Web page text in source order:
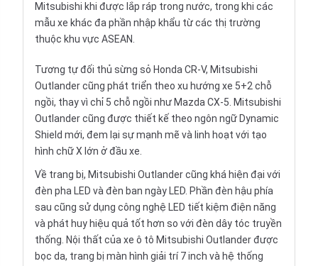
Mitsubishi khi được lắp ráp trong nước, trong khi các
mẫu xe khác đa phần nhập khẩu từ các thị trường
thuộc khu vực ASEAN.
Tương tự đối thủ sừng sỏ Honda CR-V, Mitsubishi
Outlander cũng phát triển theo xu hướng xe 5+2 chỗ
ngồi, thay vì chỉ 5 chỗ ngồi như Mazda CX-5. Mitsubishi
Outlander cũng được thiết kế theo ngôn ngữ Dynamic
Shield mới, đem lại sự mạnh mẽ và linh hoạt với tạo
hình chữ X lớn ở đầu xe.
Về trang bị, Mitsubishi Outlander cũng khá hiện đại với
đèn pha LED và đèn ban ngày LED. Phần đèn hậu phía
sau cũng sử dụng công nghệ LED tiết kiệm điện năng
và phát huy hiệu quả tốt hơn so với đèn dây tóc truyền
thống. Nội thất của xe ô tô Mitsubishi Outlander được
bọc da, trang bị màn hình giải trí 7 inch và hệ thống